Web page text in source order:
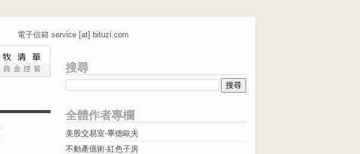
電子信箱 service [at] bituzi.com
搜尋
全體作者專欄
美股交易室-畢德歐夫
不動產億術-紅色子房